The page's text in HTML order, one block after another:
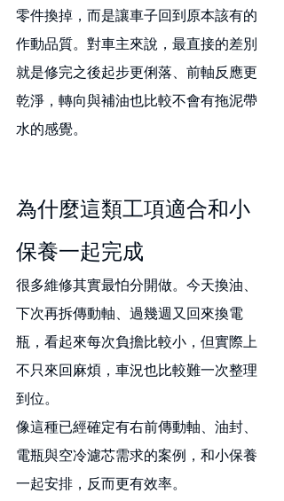
零件換掉，而是讓車子回到原本該有的
作動品質。對車主來說，最直接的差別
就是修完之後起步更俐落、前軸反應更
乾淨，轉向與補油也比較不會有拖泥帶
水的感覺。
為什麼這類工項適合和小
保養一起完成
很多維修其實最怕分開做。今天換油、
下次再拆傳動軸、過幾週又回來換電
瓶，看起來每次負擔比較小，但實際上
不只來回麻煩，車況也比較難一次整理
到位。
像這種已經確定有右前傳動軸、油封、
電瓶與空冷濾芯需求的案例，和小保養
一起安排，反而更有效率。